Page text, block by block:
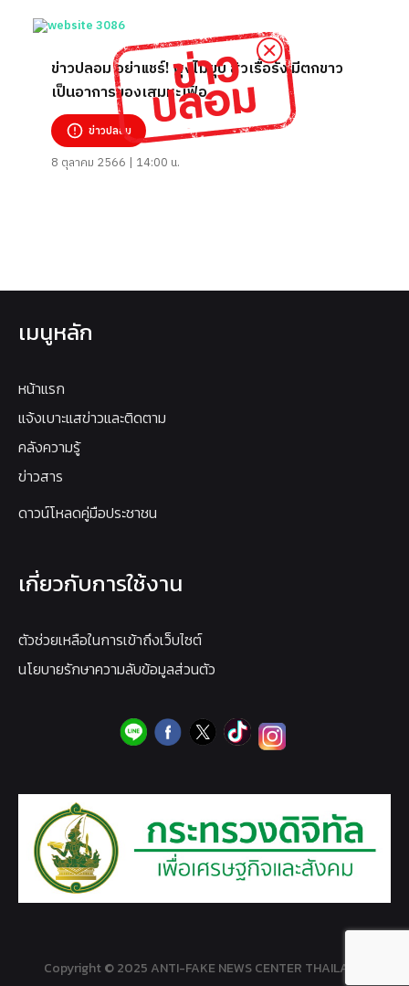
ข่าวปลอม อย่าแชร์! พุงไม่ยุบ สิวเรื้อรัง มีตกขาว
เป็นอาการของเสมหะเฟ้อ
ข่าวปลอม
8 ตุลาคม 2566 | 14:00 น.
เมนูหลัก
หน้าแรก
แจ้งเบาะแสข่าวและติดตาม
คลังความรู้
ข่าวสาร
ดาวน์โหลดคู่มือประชาชน
เกี่ยวกับการใช้งาน
ตัวช่วยเหลือในการเข้าถึงเว็บไซต์
นโยบายรักษาความลับข้อมูลส่วนตัว
Copyright © 2025 ANTI-FAKE NEWS CENTER THAILAND